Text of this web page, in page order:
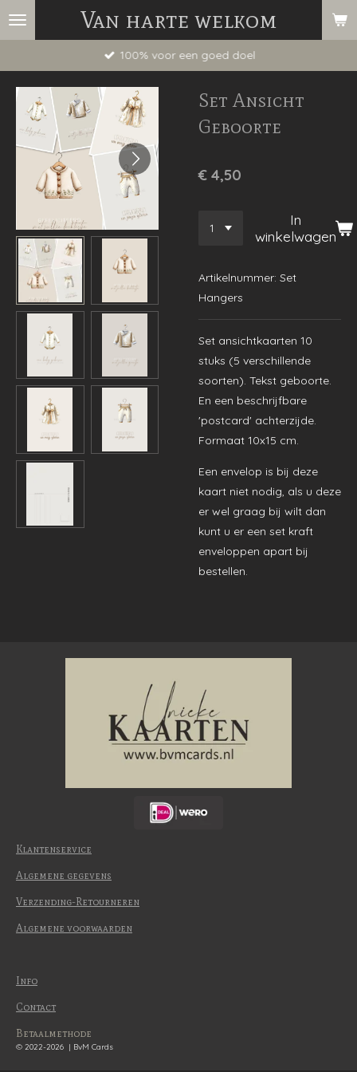
Ga
hoofdinhoud
Van harte welkom
100% voor een goed doel
Set Ansicht
Geboorte
€ 4,50
In
winkelwagen
Artikelnummer: Set
Hangers
Set ansichtkaarten 10
stuks (5 verschillende
soorten). Tekst geboorte.
En een beschrijfbare
'postcard' achterzijde.
Formaat 10x15 cm.
Een envelop is bij deze
kaart niet nodig, als u deze
er wel graag bij wilt dan
kunt u er een set kraft
enveloppen apart bij
bestellen.
Klantenservice
Algemene gegevens
Verzending-Retourneren
Algemene voorwaarden
Info
Contact
Betaalmethode
© 2022-2026 | BvM Cards